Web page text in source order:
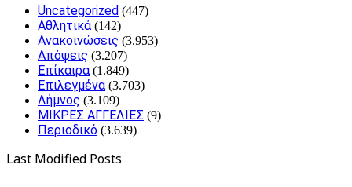
Uncategorized (447)
Αθλητικά (142)
Ανακοινώσεις (3.953)
Απόψεις (3.207)
Επίκαιρα (1.849)
Επιλεγμένα (3.703)
Λήμνος (3.109)
ΜΙΚΡΕΣ ΑΓΓΕΛΙΕΣ (9)
Περιοδικό (3.639)
Last Modified Posts